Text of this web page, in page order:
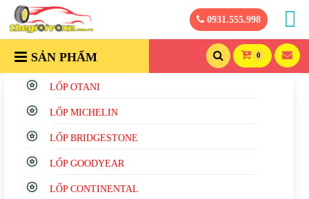
0931.555.998
SẢN PHẨM 0
LỐP OTANI
LỐP MICHELIN
LỐP BRIDGESTONE
LỐP GOODYEAR
LỐP CONTINENTAL